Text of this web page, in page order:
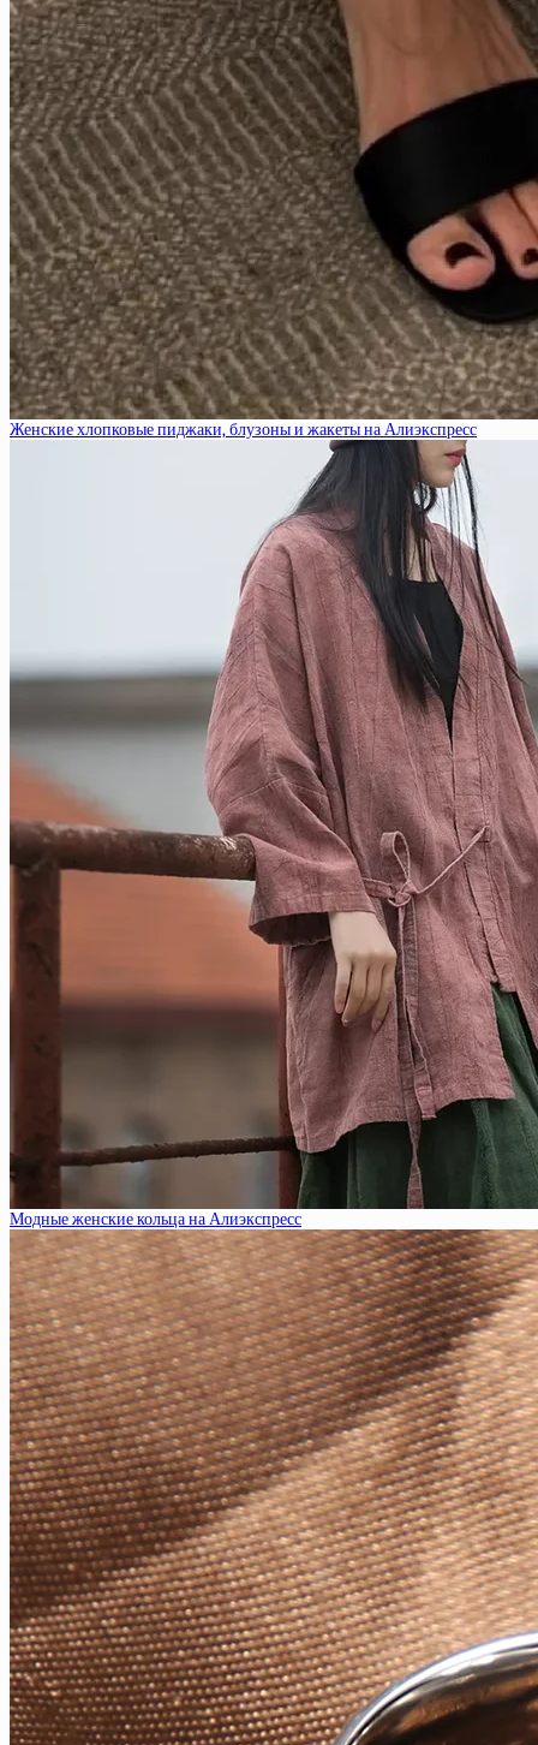
Женские хлопковые пиджаки, блузоны и жакеты на Алиэкспресс
Модные женские кольца на Алиэкспресс